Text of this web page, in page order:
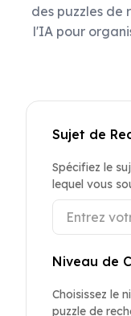
des puzzles de
l'IA pour
Sujet de
Spécifiez le
lequel vous
Niveau de
Choisissez le
puzzle de